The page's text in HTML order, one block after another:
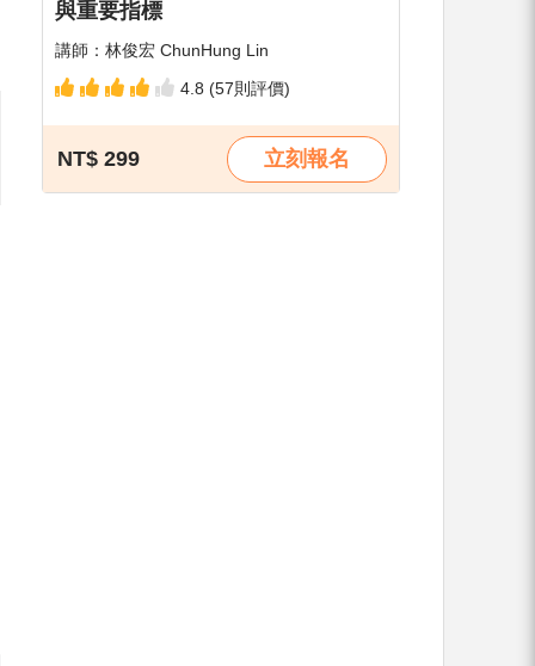
與重要指標
講師：林俊宏 ChunHung Lin
4.8 (57則評價)
NT$ 299 立刻報名